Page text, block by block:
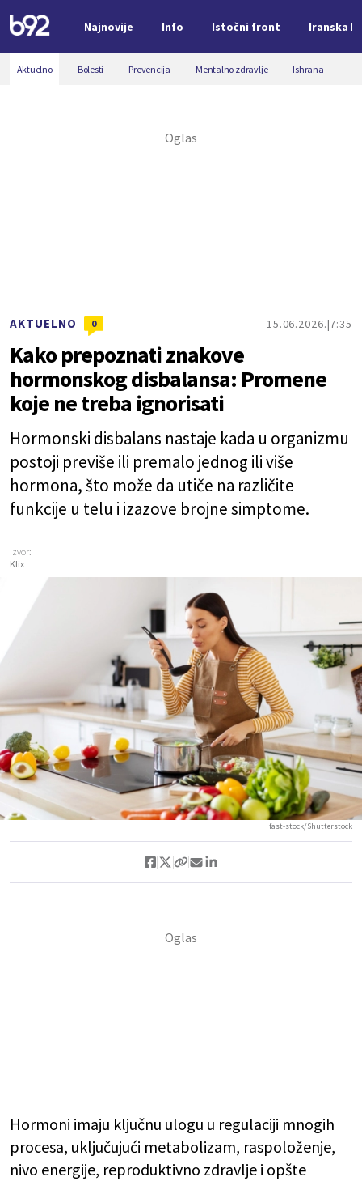
Najnovije Info Istočni front Iranska
Nova vest
Aktuelno Bolesti Prevencija Mentalno zdravlje Ishrana
AKTUELNO 0 15.06.2026. 7:35
Kako prepoznati znakove
hormonskog disbalansa: Promene
koje ne treba ignorisati
Hormonski disbalans nastaje kada u organizmu
postoji previše ili premalo jednog ili više
hormona, što može da utiče na različite
funkcije u telu i izazove brojne simptome.
Izvor:
Klix
fast-stock/Shutterstock
Hormoni imaju ključnu ulogu u regulaciji mnogih
procesa, uključujući metabolizam, raspoloženje,
nivo energije, reproduktivno zdravlje i opšte